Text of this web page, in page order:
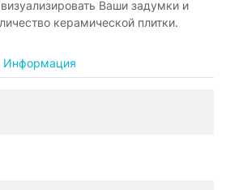
Ваши задумки и
керамической плитки.
Информация